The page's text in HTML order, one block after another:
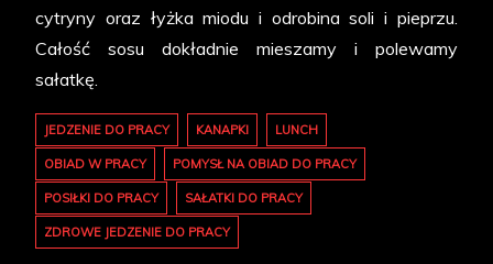
cytryny oraz łyżka miodu i odrobina soli i pieprzu.
Całość sosu dokładnie mieszamy i polewamy
sałatkę.
JEDZENIE DO PRACY KANAPKI LUNCH
OBIAD W PRACY POMYSŁ NA OBIAD DO PRACY
POSIŁKI DO PRACY SAŁATKI DO PRACY
ZDROWE JEDZENIE DO PRACY